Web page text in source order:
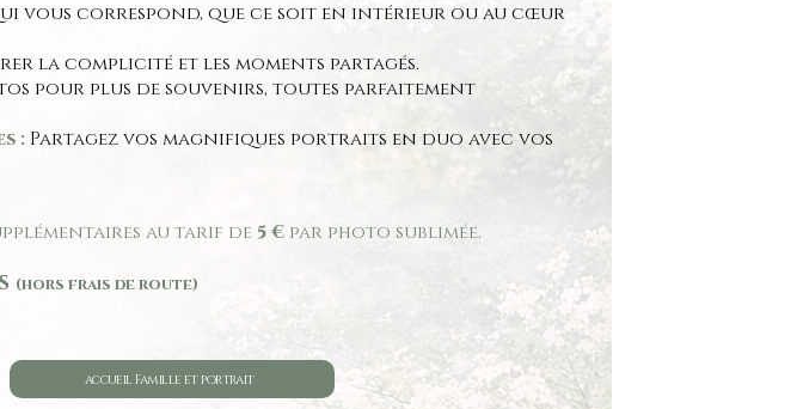
vous correspond, que ce soit en intérieur ou au cœur
la complicité et les moments partagés.
pour plus de souvenirs, toutes parfaitement
: Partagez vos magnifiques portraits en duo avec vos
au tarif de5 € par photo sublimée.
(hors frais de route)
accueil Famille et portrait